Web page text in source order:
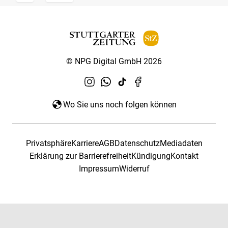
© NPG Digital GmbH 2026
Wo Sie uns noch folgen können
PrivatsphäreKarriereAGBDatenschutzMediadaten
Erklärung zur BarrierefreiheitKündigungKontakt
ImpressumWiderruf